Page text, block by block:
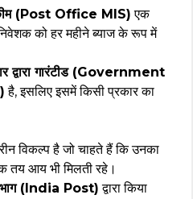
(Post Office MIS) एक
को हर महीने ब्याज के रूप में
द्वारा गारंटीड (Government
है, इसलिए इसमें किसी प्रकार का
विकल्प है जो चाहते हैं कि उनका
तय आय भी मिलती रहे।
(India Post) द्वारा किया